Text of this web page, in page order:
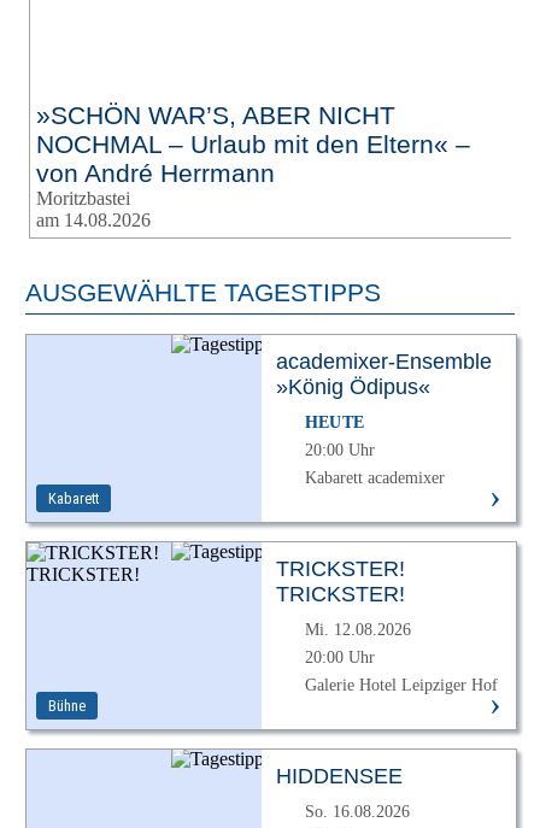
»SCHÖN WAR’S, ABER NICHT
NOCHMAL – Urlaub mit den Eltern« –
von André Herrmann
Moritzbastei
am 14.08.2026
AUSGEWÄHLTE TAGESTIPPS
Kabarett
academixer-Ensemble
»König Ödipus«
HEUTE
20:00 Uhr
Kabarett academixer
›
Bühne
TRICKSTER!
TRICKSTER!
Mi. 12.08.2026
20:00 Uhr
Galerie Hotel Leipziger Hof
›
HIDDENSEE
So. 16.08.2026